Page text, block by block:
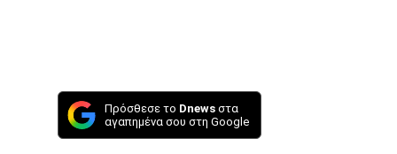
Πρόσθεσε το Dnews στα
αγαπημένα σου στη Google